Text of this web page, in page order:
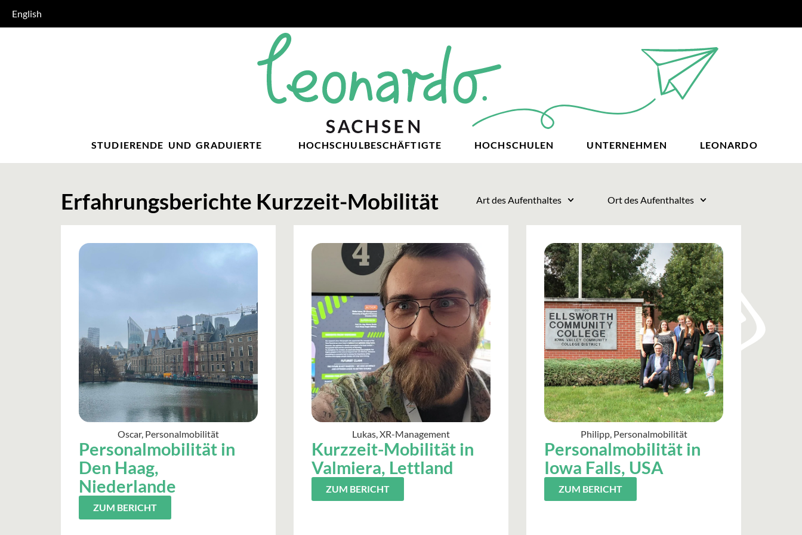
English
STUDIERENDE UND GRADUIERTE HOCHSCHULBESCHÄFTIGTE HOCHSCHULEN UNTERNEHMEN LEONARDO
Erfahrungsberichte Kurzzeit-Mobilität Art des Aufenthaltes Ort des Aufenthaltes
Oscar, Personalmobilität
Personalmobilität in
Den Haag,
Niederlande
ZUM BERICHT
Lukas, XR-Management
Kurzzeit-Mobilität in
Valmiera, Lettland
ZUM BERICHT
Philipp, Personalmobilität
Personalmobilität in
Iowa Falls, USA
ZUM BERICHT